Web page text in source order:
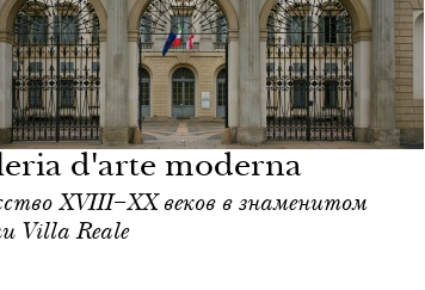
d'arte moderna
XVIII–XX веков в знаменитом
Villa Reale